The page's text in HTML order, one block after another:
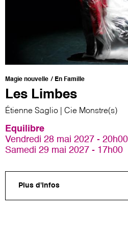
Magie nouvelle En Famille
Les Limbes
Étienne Saglio | Cie Monstre(s)
Equilibre
Vendredi 28 mai 2027 - 20h00
Samedi 29 mai 2027 - 17h00
Plus d'infos